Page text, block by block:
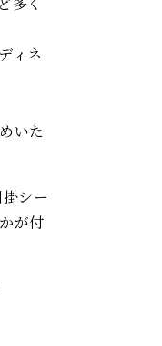
ィネ
いた
掛シー
が付